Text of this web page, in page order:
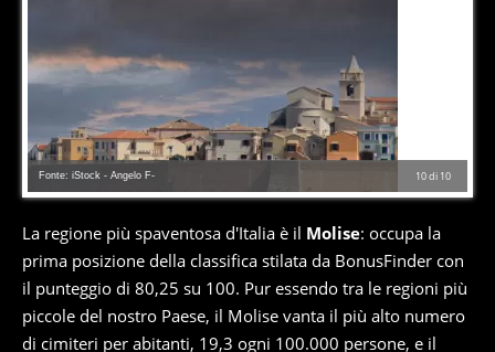
10di 10
Fonte: iStock - Angelo F-
La regione più spaventosa d'Italia è il Molise: occupa la
prima posizione della classifica stilata da BonusFinder con
il punteggio di 80,25 su 100. Pur essendo tra le regioni più
piccole del nostro Paese, il Molise vanta il più alto numero
di cimiteri per abitanti, 19,3 ogni 100.000 persone, e il